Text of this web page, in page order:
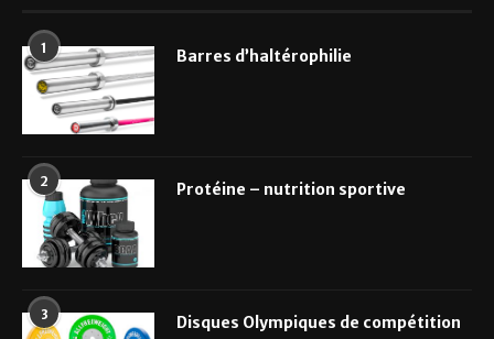
1 Barres d’haltérophilie
2 Protéine – nutrition sportive
3 Disques Olympiques de compétition